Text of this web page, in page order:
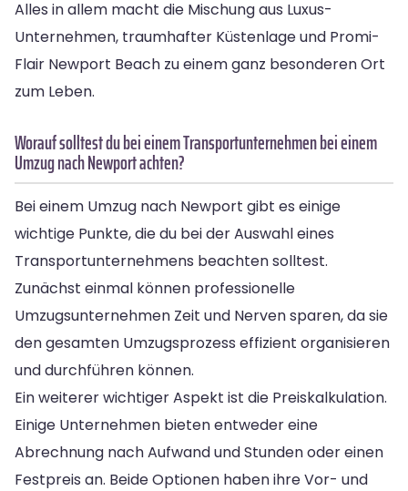
Alles in allem macht die Mischung aus Luxus-
Unternehmen, traumhafter Küstenlage und Promi-
Flair Newport Beach zu einem ganz besonderen Ort
zum Leben.
Worauf solltest du bei einem Transportunternehmen bei einem
Umzug nach Newport achten?
Bei einem Umzug nach Newport gibt es einige
wichtige Punkte, die du bei der Auswahl eines
Transportunternehmens beachten solltest.
Zunächst einmal können professionelle
Umzugsunternehmen Zeit und Nerven sparen, da sie
den gesamten Umzugsprozess effizient organisieren
und durchführen können.
Ein weiterer wichtiger Aspekt ist die Preiskalkulation.
Einige Unternehmen bieten entweder eine
Abrechnung nach Aufwand und Stunden oder einen
Festpreis an. Beide Optionen haben ihre Vor- und